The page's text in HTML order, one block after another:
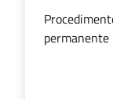
permanente